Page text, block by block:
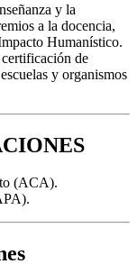
y la
a la docencia,
Humanístico.
de
y organismos
(ACA).